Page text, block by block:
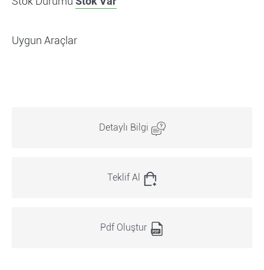
Uygun Araçlar
Detaylı Bilgi
Teklif Al
Pdf Oluştur